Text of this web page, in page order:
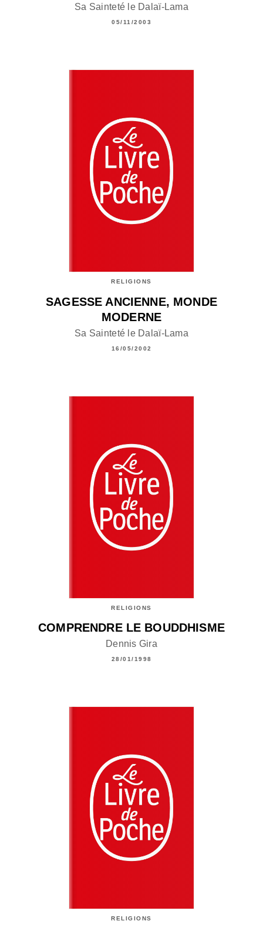
Sa Sainteté le Dalaï-Lama
05/11/2003
RELIGIONS
SAGESSE ANCIENNE, MONDE
MODERNE
Sa Sainteté le Dalaï-Lama
16/05/2002
RELIGIONS
COMPRENDRE LE BOUDDHISME
Dennis Gira
28/01/1998
RELIGIONS